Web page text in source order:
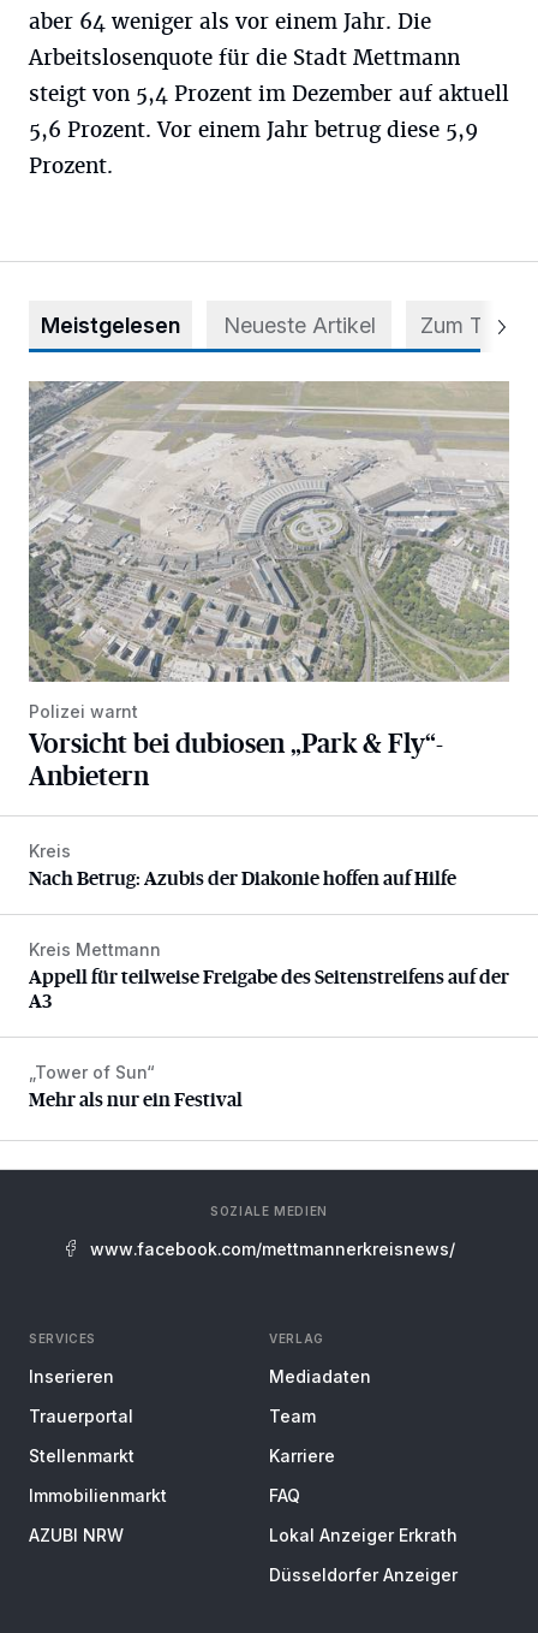
aber 64 weniger als vor einem Jahr. Die
Arbeitslosenquote für die Stadt Mettmann
steigt von 5,4 Prozent im Dezember auf aktuell
5,6 Prozent. Vor einem Jahr betrug diese 5,9
Prozent.
Meistgelesen Neueste Artikel Zum Thema
Vorsicht bei dubiosen „Park & Fly“-Anbietern
Polizei warnt
Vorsicht bei dubiosen „Park & Fly“-
Anbietern
Nach Betrug: Azubis der Diakonie hoffen auf Hilfe
Kreis
Nach Betrug: Azubis der Diakonie hoffen auf Hilfe
Appell für teilweise Freigabe des Seitenstreifens auf der A3
Kreis Mettmann
Appell für teilweise Freigabe des Seitenstreifens auf der
A3
Mehr als nur ein Festival
„Tower of Sun“
Mehr als nur ein Festival
SOZIALE MEDIEN
www.facebook.com/mettmannerkreisnews/
SERVICES
Inserieren
Trauerportal
Stellenmarkt
Immobilienmarkt
AZUBI NRW
VERLAG
Mediadaten
Team
Karriere
FAQ
Lokal Anzeiger Erkrath
Düsseldorfer Anzeiger